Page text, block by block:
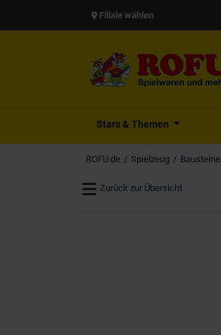
Filiale wählen
Stars & Themen
ROFU.de Spielzeug Bausteine
Zurück zur Übersicht